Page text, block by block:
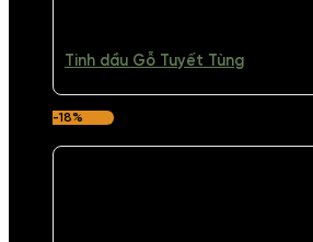
Tinh dầu Gỗ Tuyết Tùng
-18%